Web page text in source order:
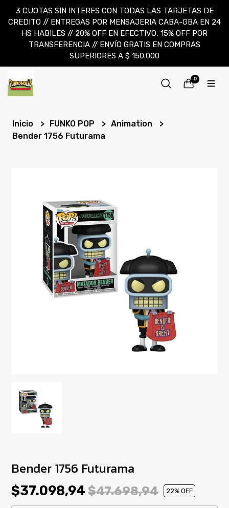
3 CUOTAS SIN INTERES CON TODAS LAS TARJETAS DE
CREDITO // ENTREGAS POR MENSAJERIA CABA-GBA EN 24
HS HABILES // 20% OFF EN EFECTIVO, 15% OFF POR
TRANSFERENCIA // ENVÍO GRATIS EN COMPRAS
SUPERIORES A $ 150.000
0
Inicio FUNKO POP
Animation
Bender 1756 Futurama
Bender 1756 Futurama
$37.098,94$47.698,94 22% OFF